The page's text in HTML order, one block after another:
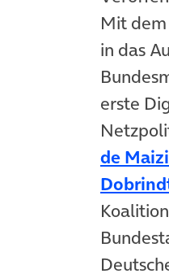
Mit
in das
erste
de